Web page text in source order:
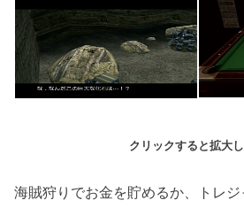
クリックすると拡大
海賊狩りでお金を貯めるか、トレジ